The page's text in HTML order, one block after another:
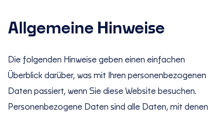
Allgemeine Hinweise
Die folgenden Hinweise geben einen einfachen
Überblick darüber, was mit Ihren personenbezogenen
Daten passiert, wenn Sie diese Website besuchen.
Personenbezogene Daten sind alle Daten, mit denen